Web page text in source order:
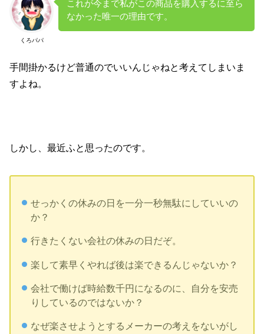
くろパパ
これが今まで私がこの商品を購入するに至ら
なかった唯一の理由です。
手間掛かるけど普通のでいいんじゃねと考えてしまいま
すよね。
しかし、最近ふと思ったのです。
せっかくの休みの日を一分一秒無駄にしていいの
か？
行きたくない会社の休みの日だぞ。
楽して素早くやれば後は楽できるんじゃないか？
会社で働けば時給数千円になるのに、自分を安売
りしているのではないか？
なぜ楽させようとするメーカーの考えをないがし